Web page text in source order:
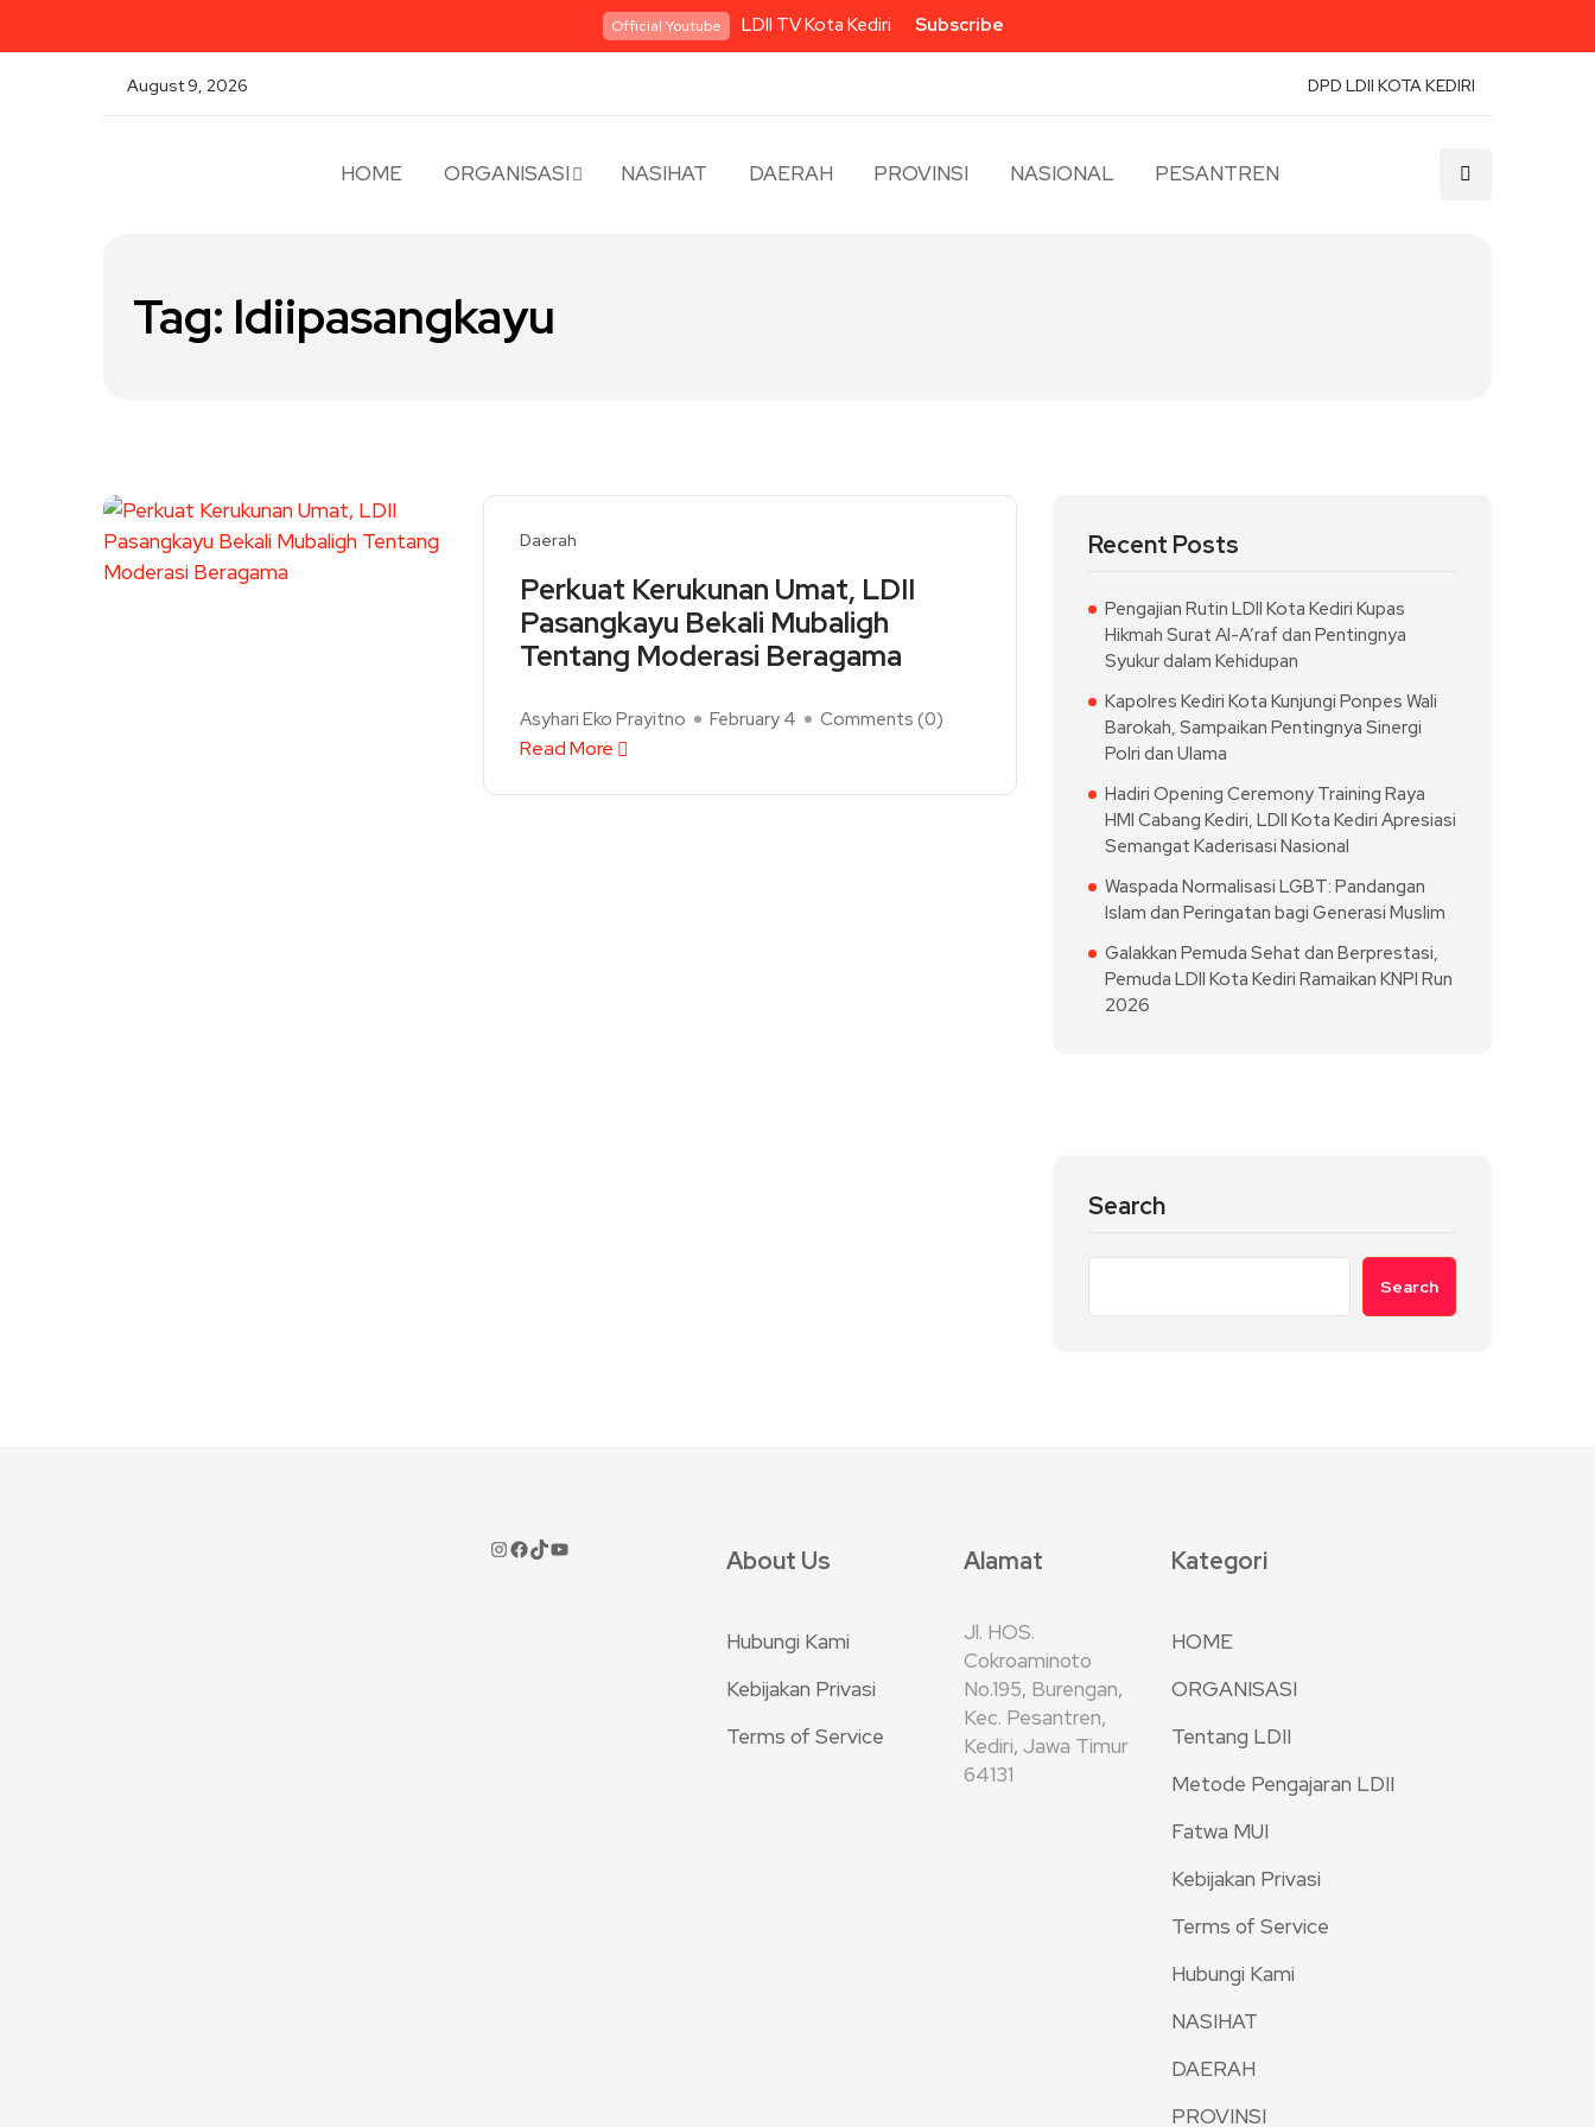
Official Youtube LDII TV Kota Kediri Subscribe
August 9, 2026 DPD LDII KOTA KEDIRI
HOME ORGANISASI NASIHAT DAERAH PROVINSI NASIONAL PESANTREN
Tag: ldiipasangkayu
Daerah
Perkuat Kerukunan Umat, LDII
Pasangkayu Bekali Mubaligh
Tentang Moderasi Beragama
Asyhari Eko Prayitno February 4 Comments (0)
Read More
Recent Posts
Pengajian Rutin LDII Kota Kediri Kupas
Hikmah Surat Al-A’raf dan Pentingnya
Syukur dalam Kehidupan
Kapolres Kediri Kota Kunjungi Ponpes Wali
Barokah, Sampaikan Pentingnya Sinergi
Polri dan Ulama
Hadiri Opening Ceremony Training Raya
HMI Cabang Kediri, LDII Kota Kediri Apresiasi
Semangat Kaderisasi Nasional
Waspada Normalisasi LGBT: Pandangan
Islam dan Peringatan bagi Generasi Muslim
Galakkan Pemuda Sehat dan Berprestasi,
Pemuda LDII Kota Kediri Ramaikan KNPI Run
2026
Search
Search
About Us
Hubungi Kami
Kebijakan Privasi
Terms of Service
Alamat
Jl. HOS.
Cokroaminoto
No.195, Burengan,
Kec. Pesantren,
Kediri, Jawa Timur
64131
Kategori
HOME
ORGANISASI
Tentang LDII
Metode Pengajaran LDII
Fatwa MUI
Kebijakan Privasi
Terms of Service
Hubungi Kami
NASIHAT
DAERAH
PROVINSI